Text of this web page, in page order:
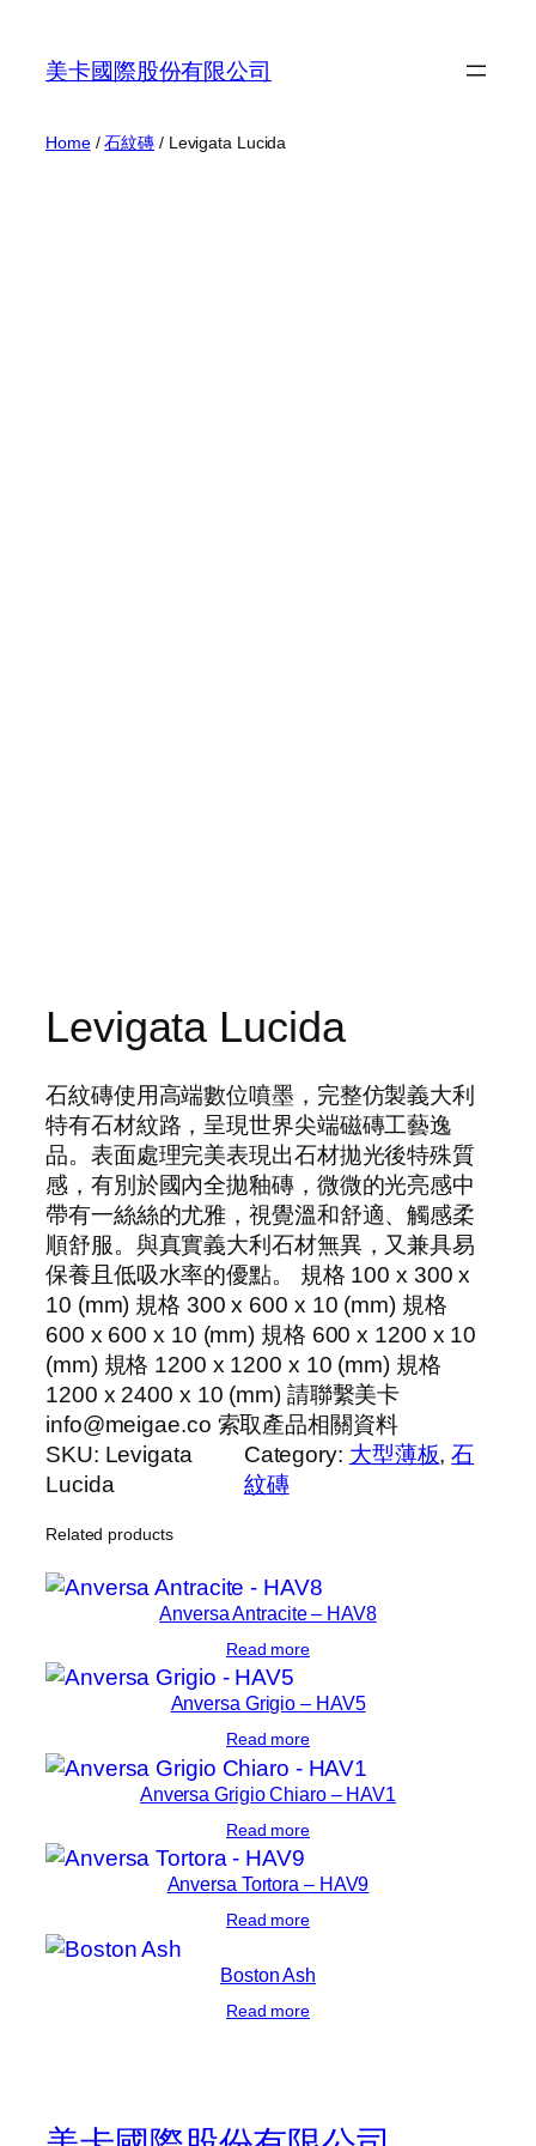
content
美卡國際股份有限公司
Home/石紋磚 / Levigata Lucida
Levigata Lucida
石紋磚使用高端數位噴墨，完整仿製義大利
特有石材紋路，呈現世界尖端磁磚工藝逸
品。表面處理完美表現出石材拋光後特殊質
感，有別於國內全拋釉磚，微微的光亮感中
帶有一絲絲的尤雅，視覺溫和舒適、觸感柔
順舒服。與真實義大利石材無異，又兼具易
保養且低吸水率的優點。 規格 100 x 300 x
10 (mm) 規格 300 x 600 x 10 (mm) 規格
600 x 600 x 10 (mm) 規格 600 x 1200 x 10
(mm) 規格 1200 x 1200 x 10 (mm) 規格
1200 x 2400 x 10 (mm) 請聯繫美卡
info@meigae.co 索取產品相關資料
SKU: Levigata
Lucida
Category: 大型薄板, 石
紋磚
Related products
Anversa Antracite – HAV8
Read more
Anversa Grigio – HAV5
Read more
Anversa Grigio Chiaro – HAV1
Read more
Anversa Tortora – HAV9
Read more
Boston Ash
Read more